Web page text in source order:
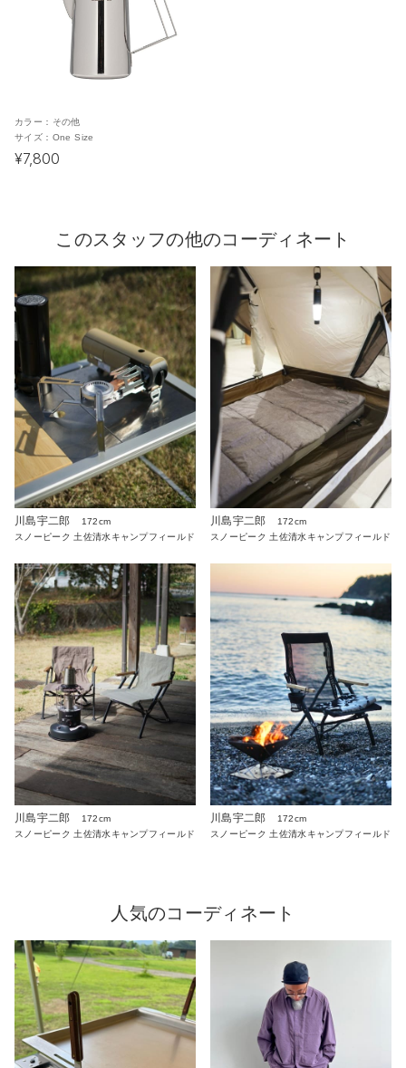
カラー： その他
サイズ： One Size
¥7,800
このスタッフの他のコーディネート
川島宇二郎
172cm
スノーピーク 土佐清水キャンプフィールド
川島宇二郎
172cm
スノーピーク 土佐清水キャンプフィールド
川島宇二郎
172cm
スノーピーク 土佐清水キャンプフィールド
川島宇二郎
172cm
スノーピーク 土佐清水キャンプフィールド
人気のコーディネート